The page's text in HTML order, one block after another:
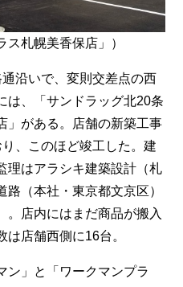
ス札幌美香保店」）
沿いで、変則交差点の西
は、「サンドラッグ北20条
」がある。店舗の新築工事
、このほど竣工した。建
理はアラシキ建築設計（札
（本社・東京都文京区）
。店内にはまだ商品が搬入
は店舗西側に16台。
」と「ワークマンプラ